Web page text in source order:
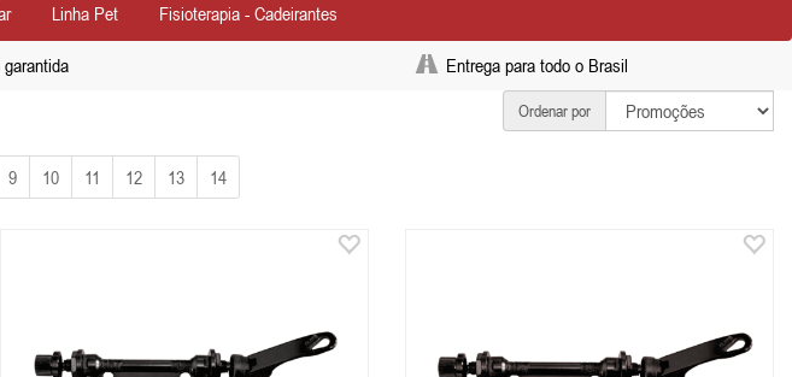
Linha Pet Fisioterapia - Cadeirantes
Entrega para todo o Brasil
Ordenar por
9 10 11 12 13 14